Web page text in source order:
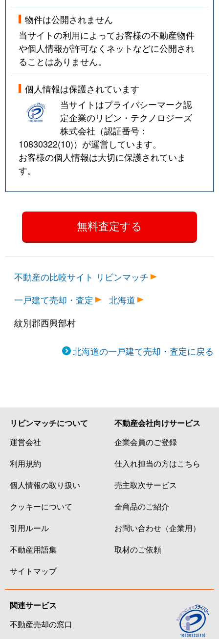
物件は公開されません
当サイトの利用によってお客様の不動産物件
や個人情報が許可なくネットなどに公開され
ることはありません。
個人情報は保護されています
当サイトはプライバシーマーク認
定企業のリビン・テクノロジーズ
株式会社（認証番号：
10830322(10)）が運営しています。
お客様の個人情報は大切に保護されていま
す。
不動産の比較サイト リビンマッチ
一戸建て売却・査定
北海道
紋別郡西興部村
北海道の一戸建て売却・査定に戻る
リビンマッチについて
運営会社
利用規約
個人情報の取り扱い
クッキーについて
引用ルール
不動産用語集
サイトマップ
不動産会社向けサービス
企業会員のご登録
仕入れ担当の方はこちら
売主取次サービス
全商品のご紹介
お問い合わせ（企業用）
取材のご依頼
関連サービス
不動産売却の窓口